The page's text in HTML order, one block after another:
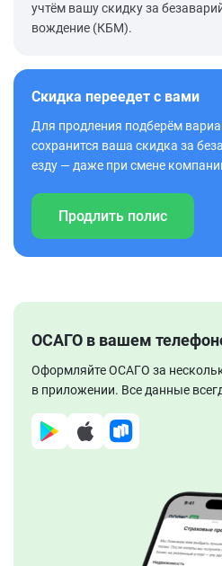
учтём вашу скидку за
вождение (КБМ).
Скидка переедет с вами
Для продления подберём
сохранится ваша скидка за
езду — даже при смене
Продлить полис
ОСАГО в вашем
Оформляйте ОСАГО за
в приложении. Все данные